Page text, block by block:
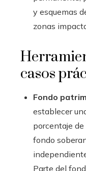
y esquemas
zonas
casos
Fondo
establecer
porcentaje
fondo
Parte del